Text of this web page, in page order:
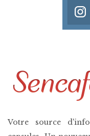
Votre source